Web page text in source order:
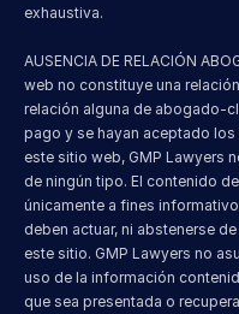
exhaustiva.
AUSENCIA DE RELACIÓN
web no constituye una
relación alguna de abogado-
pago y se hayan aceptado
este sitio web, GMP Lawyers
de ningún tipo. El contenido
únicamente a fines
deben actuar, ni abstenerse
este sitio. GMP Lawyers no
uso de la información
que sea presentada o